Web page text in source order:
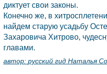
диктует свои законы.
Конечно же, в
найдем старую усадьбу
Захаровича Хитрово,
главами.
автор: русский гид Наталья